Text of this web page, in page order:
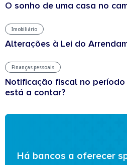
O sonho de uma casa no
Imobiliário
Alterações à Lei do
Finanças pessoais
Notificação fiscal no
está a contar?
Há bancos a oferecer